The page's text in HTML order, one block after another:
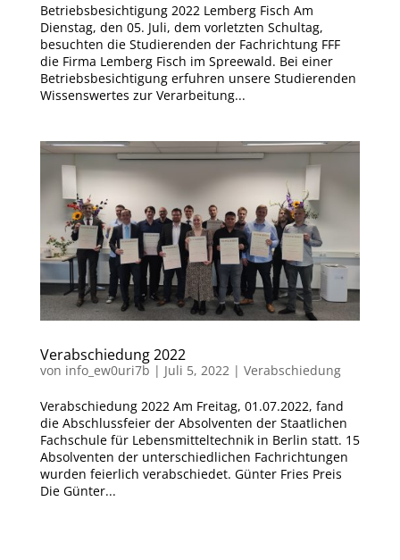
Betriebsbesichtigung 2022 Lemberg Fisch Am
Dienstag, den 05. Juli, dem vorletzten Schultag,
besuchten die Studierenden der Fachrichtung FFF
die Firma Lemberg Fisch im Spreewald. Bei einer
Betriebsbesichtigung erfuhren unsere Studierenden
Wissenswertes zur Verarbeitung...
Verabschiedung 2022
von info_ew0uri7b | Juli 5, 2022| Verabschiedung
Verabschiedung 2022 Am Freitag, 01.07.2022, fand
die Abschlussfeier der Absolventen der Staatlichen
Fachschule für Lebensmitteltechnik in Berlin statt. 15
Absolventen der unterschiedlichen Fachrichtungen
wurden feierlich verabschiedet. Günter Fries Preis
Die Günter...